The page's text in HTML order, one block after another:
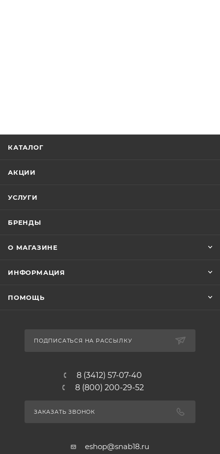
КАТАЛОГ
АКЦИИ
УСЛУГИ
БРЕНДЫ
О МАГАЗИНЕ
ИНФОРМАЦИЯ
ПОМОЩЬ
ПОДПИСАТЬСЯ НА РАССЫЛКУ
8 (3412) 57-07-40
8 (800) 200-29-52
ЗАКАЗАТЬ ЗВОНОК
eshop@snab18.ru